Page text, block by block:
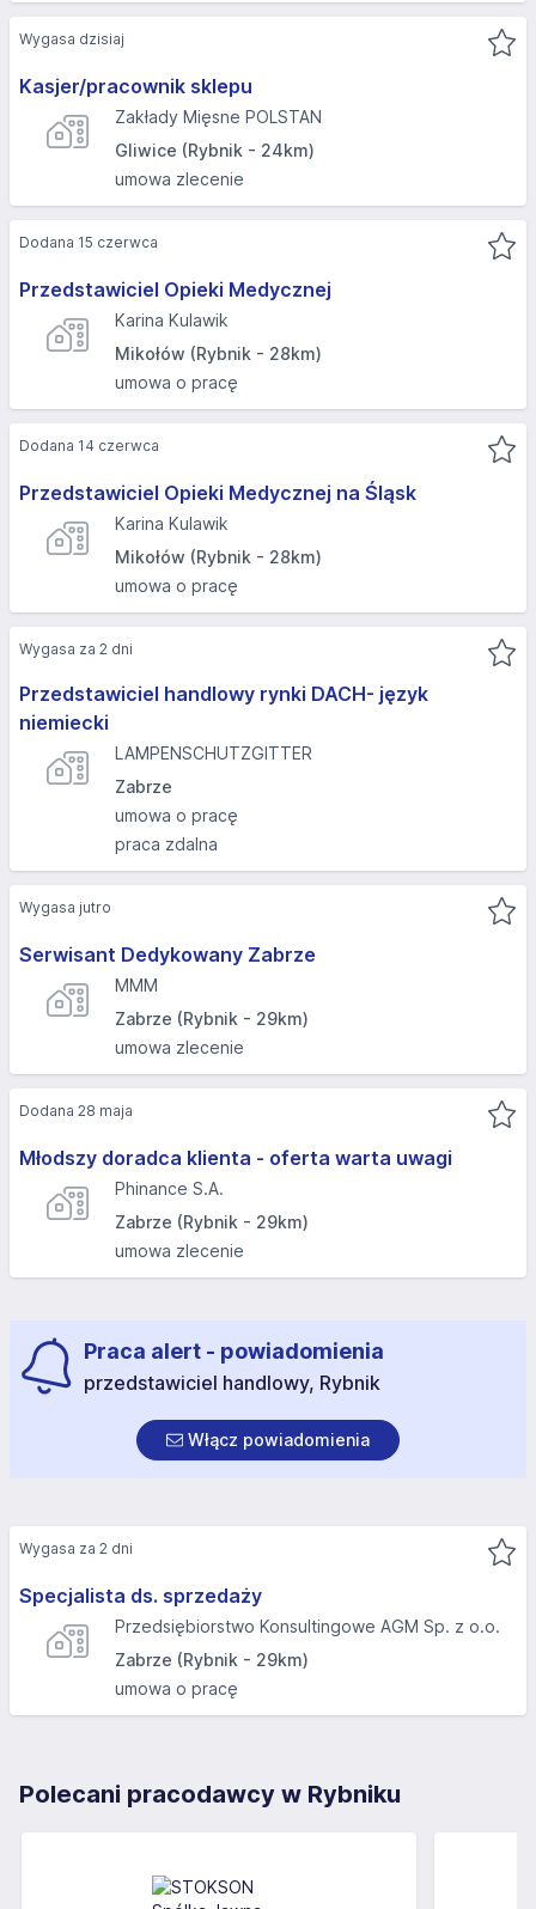
Kasjer/pracownik sklepu
Zakłady Mięsne POLSTAN
Gliwice (Rybnik - 24km)
umowa zlecenie
Wygasa dzisiaj
Przedstawiciel Opieki Medycznej
Karina Kulawik
Mikołów (Rybnik - 28km)
umowa o pracę
Dodana 15 czerwca
Przedstawiciel Opieki Medycznej na Śląsk
Karina Kulawik
Mikołów (Rybnik - 28km)
umowa o pracę
Dodana 14 czerwca
Przedstawiciel handlowy rynki DACH- język
niemiecki
LAMPENSCHUTZGITTER
Zabrze
umowa o pracę
praca zdalna
Wygasa za 2 dni
Serwisant Dedykowany Zabrze
MMM
Zabrze (Rybnik - 29km)
umowa zlecenie
Wygasa jutro
Młodszy doradca klienta - oferta warta uwagi
Phinance S.A.
Zabrze (Rybnik - 29km)
umowa zlecenie
Dodana 28 maja
Praca alert - powiadomienia
przedstawiciel handlowy, Rybnik
Włącz powiadomienia
Specjalista ds. sprzedaży
Przedsiębiorstwo Konsultingowe AGM Sp. z o.o.
Zabrze (Rybnik - 29km)
umowa o pracę
Wygasa za 2 dni
Polecani pracodawcy w Rybniku